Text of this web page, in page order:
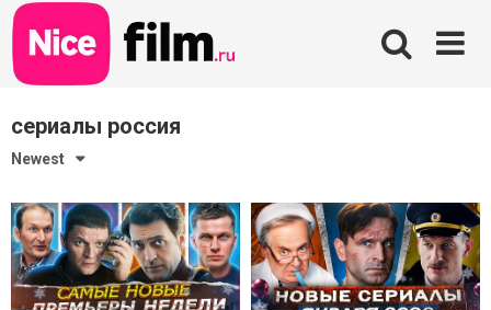
Skip
to
content
сериалы россия
Newest